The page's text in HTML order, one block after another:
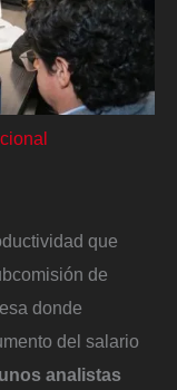
que
de
donde
del salario
analistas